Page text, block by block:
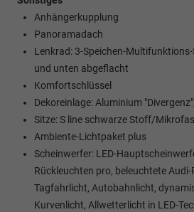
Anhängerkupplung
Panoramadach
Lenkrad: 3-Speichen-
und unten abgeflacht
Komfortschlüssel
Dekoreinlage: Aluminium
Sitze: S line schwarze Stoff/
Ambiente-Lichtpaket plus
Scheinwerfer: LED-
Rückleuchten pro, beleuchtete
Tagfahrlicht, Autobahnlicht,
Kurvenlicht, Allwetterlicht in LED-